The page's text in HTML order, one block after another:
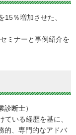
％増加させた、
ミナーと事例紹介を
断士）
いる経歴を基に、
的、専門的なアドバ